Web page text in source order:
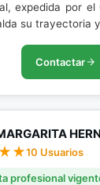
expedida por el
su trayectoria
Contactar
10 Usuarios
profesional